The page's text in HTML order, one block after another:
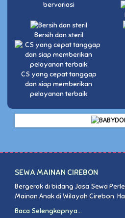
bervariasi
Bersih dan steril
CS yang cepat tanggap
dan siap memberikan
pelayanan terbaik
SEWA MAINAN CIREBON
Bergerak di bidang Jasa Sewa
Mainan Anak di Wilayah Cirebon.
Baca Selengkapnya...